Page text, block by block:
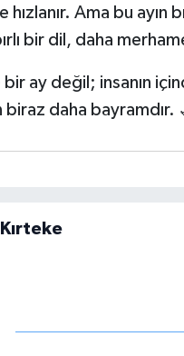
Ama bu ayın
bir dil, daha
ay değil; insanın
daha bayramdır.